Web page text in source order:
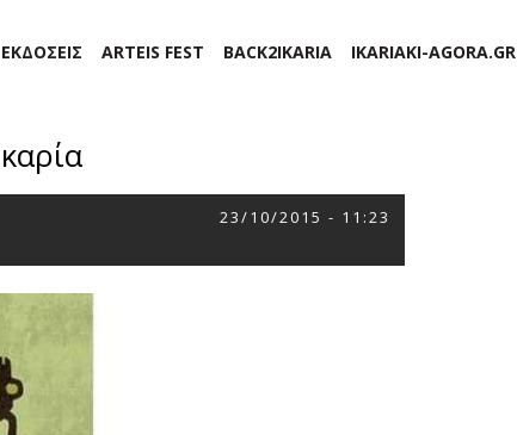
ΕΚΔΟΣΕΙΣ ARTEIS FEST BACK2IKARIA IKARIAKI-AGORA.GR
23/10/2015 - 11:23